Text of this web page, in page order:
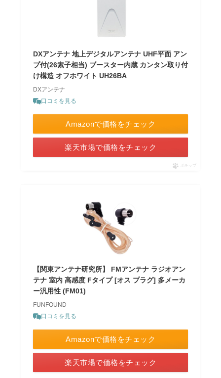
DXアンテナ 地上デジタルアンテナ UHF平面 アン
プ付(26素子相当) ブースター内蔵 カンタン取り付
け構造 オフホワイト UH26BA
DXアンテナ
口コミを見る
Amazonで価格をチェック
楽天市場で価格をチェック
ポチップ
【関東アンテナ研究所】 FMアンテナ ラジオアン
テナ 室内 高感度 Fタイプ [オス プラグ] 多メーカ
ー汎用性 (FM01)
FUNFOUND
口コミを見る
Amazonで価格をチェック
楽天市場で価格をチェック